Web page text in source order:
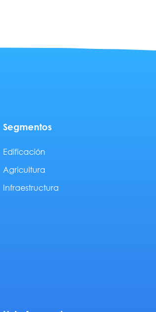
Segmentos
Edificación
Agricultura
Infraestructura